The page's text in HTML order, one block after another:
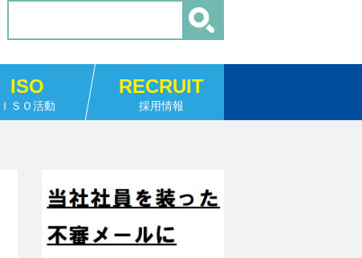
ISO
ＩＳＯ活動
RECRUIT
採用情報